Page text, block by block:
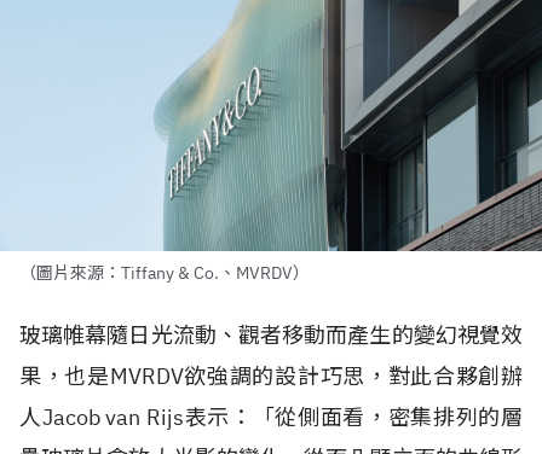
（圖片來源：Tiffany & Co.、MVRDV）
玻璃帷幕隨日光流動、觀者移動而產生的變幻視覺效
果，也是MVRDV欲強調的設計巧思，對此合夥創辦
人Jacob van Rijs表示：「從側面看，密集排列的層